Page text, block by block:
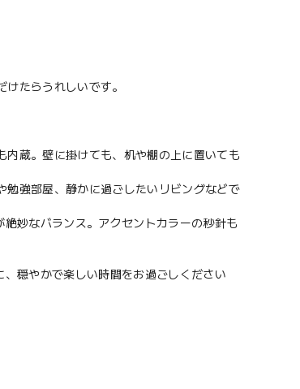
たらうれしいです。
内蔵。壁に掛けても、机や棚の上に置いても
勉強部屋、静かに過ごしたいリビングなどで
妙なバランス。アクセントカラーの秒針も
穏やかで楽しい時間をお過ごしください